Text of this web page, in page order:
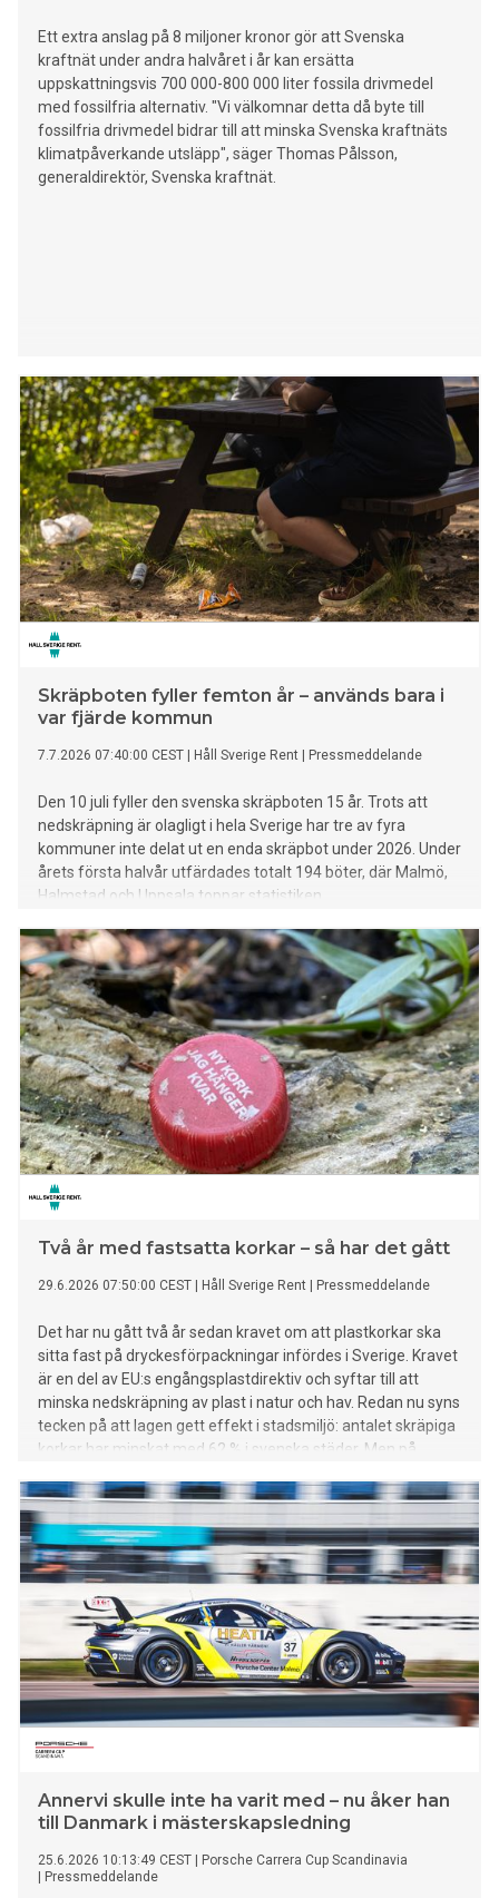
Ett extra anslag på 8 miljoner kronor gör att Svenska
kraftnät under andra halvåret i år kan ersätta
uppskattningsvis 700 000-800 000 liter fossila drivmedel
med fossilfria alternativ. "Vi välkomnar detta då byte till
fossilfria drivmedel bidrar till att minska Svenska kraftnäts
klimatpåverkande utsläpp", säger Thomas Pålsson,
generaldirektör, Svenska kraftnät.
Skräpboten fyller femton år – används bara i
var fjärde kommun
7.7.2026 07:40:00 CEST Håll Sverige Rent Pressmeddelande
Den 10 juli fyller den svenska skräpboten 15 år. Trots att
nedskräpning är olagligt i hela Sverige har tre av fyra
kommuner inte delat ut en enda skräpbot under 2026. Under
årets första halvår utfärdades totalt 194 böter, där Malmö,
Halmstad och Uppsala toppar statistiken.
Två år med fastsatta korkar – så har det gått
29.6.2026 07:50:00 CEST Håll Sverige Rent Pressmeddelande
Det har nu gått två år sedan kravet om att plastkorkar ska
sitta fast på dryckesförpackningar infördes i Sverige. Kravet
är en del av EU:s engångsplastdirektiv och syftar till att
minska nedskräpning av plast i natur och hav. Redan nu syns
tecken på att lagen gett effekt i stadsmiljö: antalet skräpiga
korkar har minskat med 62 % i svenska städer. Men på
skräp.
Annervi skulle inte ha varit med – nu åker han
till Danmark i mästerskapsledning
25.6.2026 10:13:49 CEST
Porsche Carrera Cup Scandinavia
Pressmeddelande